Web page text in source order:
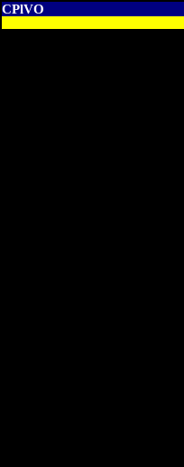
CPlVO